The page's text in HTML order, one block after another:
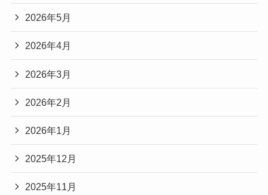
2026年5月
2026年4月
2026年3月
2026年2月
2026年1月
2025年12月
2025年11月